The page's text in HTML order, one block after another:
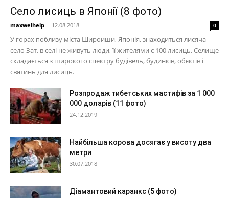
Село лисиць в Японії (8 фото)
maxwelhelp - 12.08.2018 0
У горах поблизу міста Широиши, Японія, знаходиться лисяча
село Зат, в селі не живуть люди, її жителями є 100 лисиць. Селище
складається з широкого спектру будівель, будинків, обєктів і
святинь для лисиць.
Розпродаж тибетських мастифів за 1 000
000 доларів (11 фото)
24.12.2019
Найбільша корова досягає у висоту два
метри
30.07.2018
Діамантовий каранкс (5 фото)